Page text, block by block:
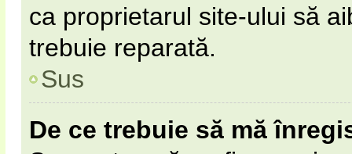
ca proprietarul site-ului să
trebuie reparată.
Sus
De ce trebuie să mă